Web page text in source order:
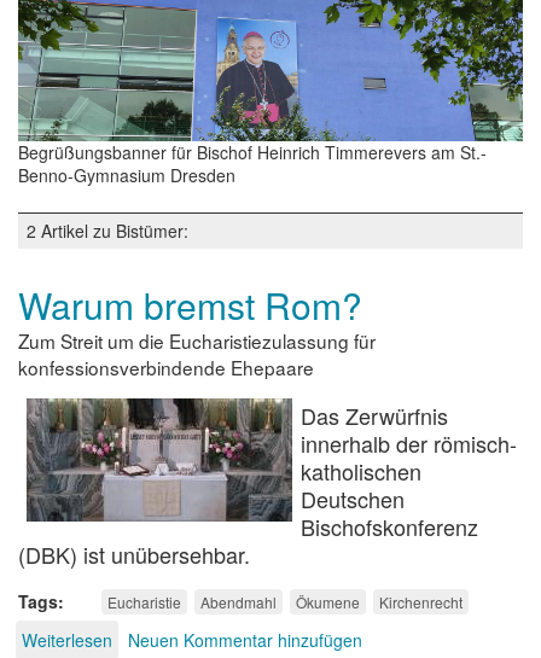
Begrüßungsbanner für Bischof Heinrich Timmerevers am St.-
Benno-Gymnasium Dresden
2 Artikel zu Bistümer:
Warum bremst Rom?
Zum Streit um die Eucharistiezulassung für
konfessionsverbindende Ehepaare
Das Zerwürfnis
innerhalb der römisch-
katholischen
Deutschen
Bischofskonferenz
(DBK) ist unübersehbar.
Tags Eucharistie Abendmahl Ökumene Kirchenrecht
Weiterlesen über
Neuen Kommentar hinzufügen